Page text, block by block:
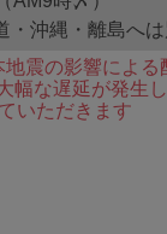
・沖縄・離島へ
震の影響によ
幅な遅延が発生
いただきます